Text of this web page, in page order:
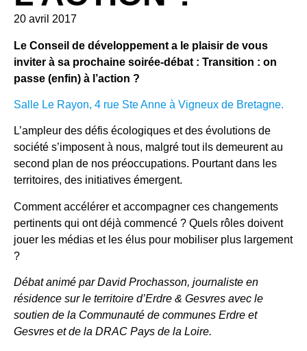
20 avril 2017
Le Conseil de développement a le plaisir de vous
inviter à sa prochaine soirée-débat : Transition : on
passe (enfin) à l’action ?
Salle Le Rayon, 4 rue Ste Anne à Vigneux de Bretagne.
L’ampleur des défis écologiques et des évolutions de
société s’imposent à nous, malgré tout ils demeurent au
second plan de nos préoccupations. Pourtant dans les
territoires, des initiatives émergent.
Comment accélérer et accompagner ces changements
pertinents qui ont déjà commencé ? Quels rôles doivent
jouer les médias et les élus pour mobiliser plus largement
?
Débat animé par David Prochasson, journaliste en
résidence sur le territoire d’Erdre & Gesvres avec le
soutien de la Communauté de communes Erdre et
Gesvres et de la DRAC Pays de la Loire.